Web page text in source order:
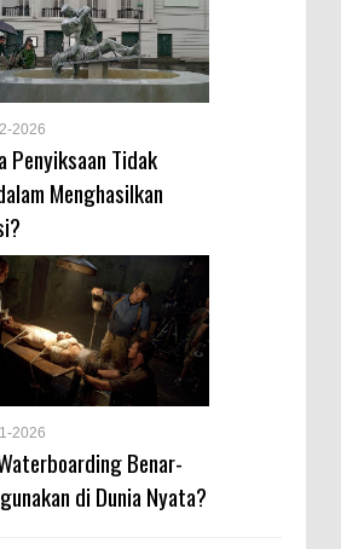
2026
Penyiksaan Tidak
Menghasilkan
2026
Benar-
di Dunia Nyata?